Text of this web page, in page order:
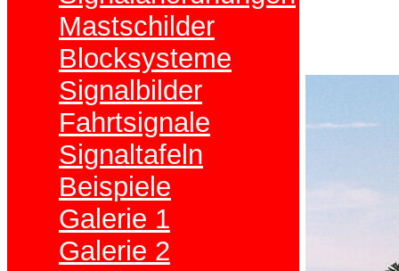
Mastschilder
Blocksysteme
Signalbilder
Fahrtsignale
Signaltafeln
Beispiele
Galerie 1
Galerie 2